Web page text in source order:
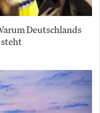
Deutschlands